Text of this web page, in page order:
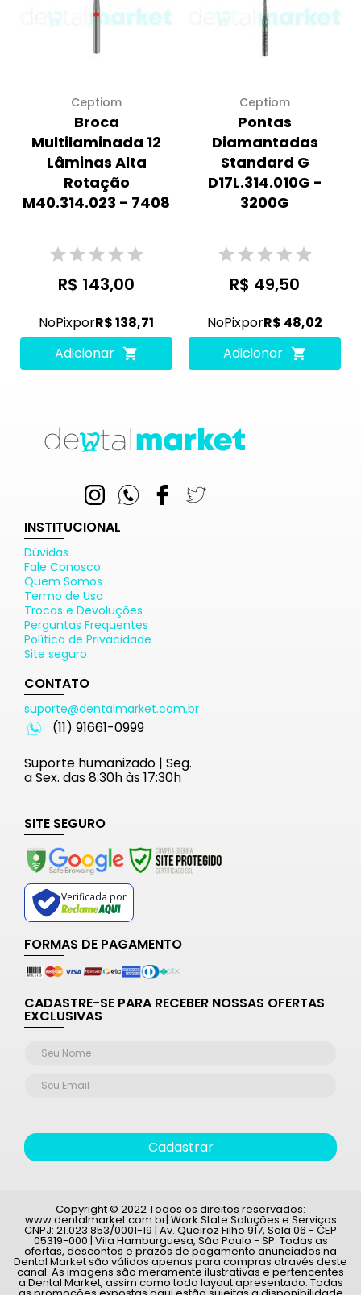
Ceptiom
Broca
Multilaminada 12
Lâminas Alta
Rotação
M40.314.023 - 7408
R$ 143,00
NoPixporR$ 138,71
Adicionar
Ceptiom
Pontas
Diamantadas
Standard G
D17L.314.010G -
3200G
R$ 49,50
NoPixporR$ 48,02
Adicionar
INSTITUCIONAL
Dúvidas
Fale Conosco
Quem Somos
Termo de Uso
Trocas e Devoluções
Perguntas Frequentes
Política de Privacidade
Site seguro
CONTATO
suporte@dentalmarket.com.br
(11) 91661-0999
Suporte humanizado | Seg.
a Sex. das 8:30h às 17:30h
SITE SEGURO
Verificada por
FORMAS DE PAGAMENTO
CADASTRE-SE PARA RECEBER NOSSAS OFERTAS
EXCLUSIVAS
Cadastrar
Copyright © 2022 Todos os direitos reservados:
www.dentalmarket.com.br| Work State Soluções e Serviços
CNPJ: 21.023.853/0001-19 | Av. Queiroz Filho 917, Sala 06 - CEP
05319-000 | Vila Hamburguesa, São Paulo - SP. Todas as
ofertas, descontos e prazos de pagamento anunciados na
Dental Market são válidos apenas para compras através deste
canal. As imagens são meramente ilustrativas e pertencentes
a Dental Market, assim como todo layout apresentado. Todas